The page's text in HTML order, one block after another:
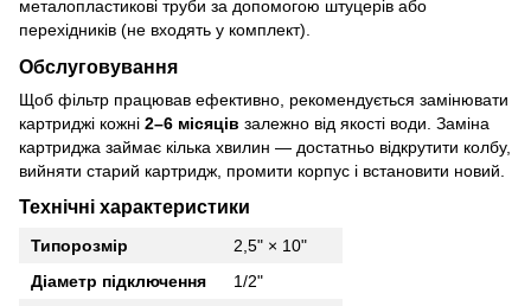
металопластикові труби за допомогою штуцерів або
перехідників (не входять у комплект).
Обслуговування
Щоб фільтр працював ефективно, рекомендується замінювати
картриджі кожні 2–6 місяців залежно від якості води. Заміна
картриджа займає кілька хвилин — достатньо відкрутити колбу,
вийняти старий картридж, промити корпус і встановити новий.
Технічні характеристики
Типорозмір
2,5" × 10"
Діаметр підключення
1/2"